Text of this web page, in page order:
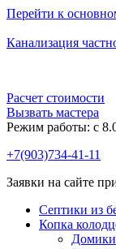
Перейти к
Канализация
Расчет стоимости
Вызвать мастера
Режим работы: c
+7(903)734-41-11
Заявки на сайте
Септики из
Копка
Домики